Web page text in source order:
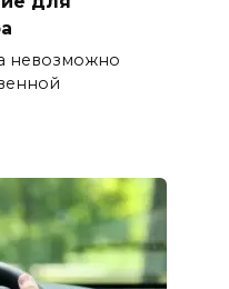
невозможно